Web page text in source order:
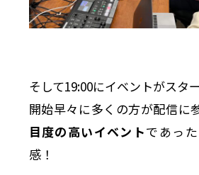
そして19:00にイベントがスタ
開始早々に多くの方が配信に
目度の高いイベントであっ
感！